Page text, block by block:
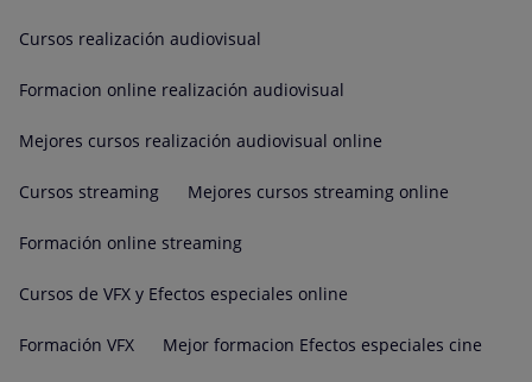
Cursos realización audiovisual
Formacion online realización audiovisual
Mejores cursos realización audiovisual online
Cursos streaming Mejores cursos streaming online
Formación online streaming
Cursos de VFX y Efectos especiales online
Formación VFX Mejor formacion Efectos especiales cine